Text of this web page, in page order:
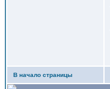
В начало страницы